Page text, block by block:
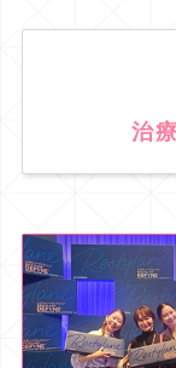
治